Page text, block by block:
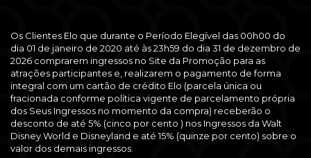
Os Clientes Elo que durante o Período Elegível das 00h00 do
dia 01 de janeiro de 2020 até às 23h59 do dia 31 de dezembro de
2026 comprarem ingressos no Site da Promoção para as
atrações participantes e, realizarem o pagamento de forma
integral com um cartão de crédito Elo (parcela única ou
fracionada conforme política vigente de parcelamento própria
dos Seus Ingressos no momento da compra) receberão o
desconto de até 5% (cinco por cento ) nos Ingressos da Walt
Disney World e Disneyland e até 15% (quinze por cento) sobre o
valor dos demais ingressos.